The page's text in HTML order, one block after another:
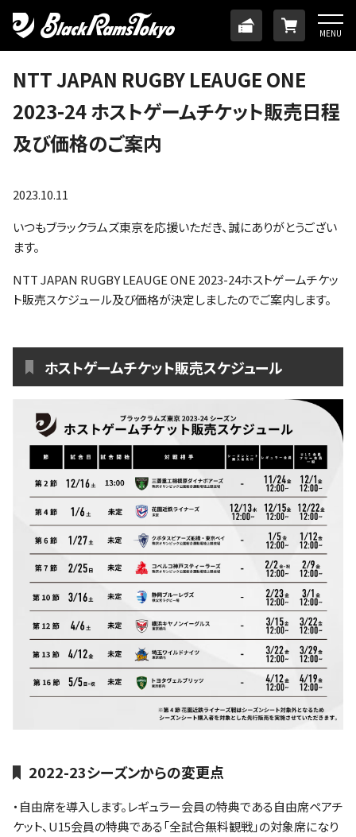
MENU
TICKET
HOME
チーム
SDGs・ホームタウン
ファンクラブ
パートナー
NTT JAPAN RUGBY LEAUGE ONE
2023-24 ホストゲームチケット販売日程
及び価格のご案内
2023.10.11
いつもブラックラムズ東京を応援いただき、誠にありがとうござい
ます。
NTT JAPAN RUGBY LEAUGE ONE 2023-24ホストゲームチケッ
ト販売スケジュール及び価格が決定しましたのでご案内します。
ホストゲームチケット販売スケジュール
2022-23シーズンからの変更点
・自由席を導入します。レギュラー会員の特典である自由席ペアチ
ケット、U15会員の特典である「全試合無料観戦」の対象席になり